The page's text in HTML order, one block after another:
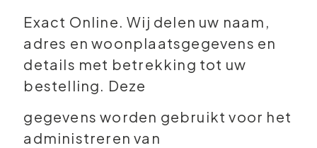
Exact Online. Wij delen uw naam,
adres en woonplaatsgegevens en
details met betrekking tot uw
bestelling. Deze
gegevens worden gebruikt voor het
administreren van